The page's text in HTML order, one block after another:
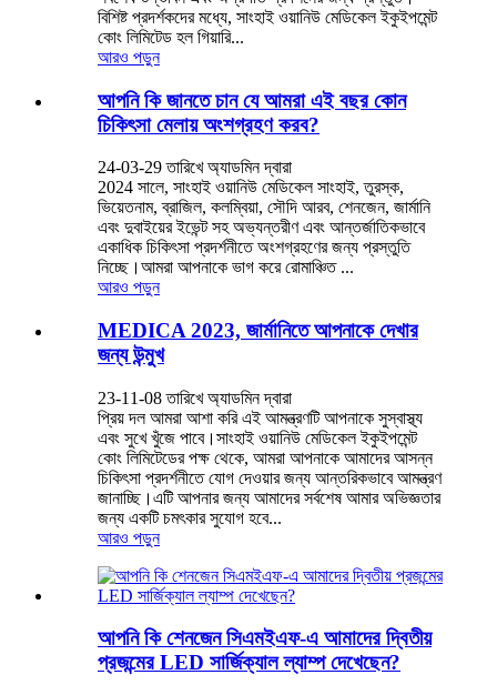
বিশিষ্ট প্রদর্শকদের মধ্যে, সাংহাই ওয়ানিউ মেডিকেল ইকুইপমেন্ট
কোং লিমিটেড হল গিয়ারি...
আরও পড়ুন
আপনি কি জানতে চান যে আমরা এই বছর কোন
চিকিৎসা মেলায় অংশগ্রহণ করব?
24-03-29 তারিখে অ্যাডমিন দ্বারা
2024 সালে, সাংহাই ওয়ানিউ মেডিকেল সাংহাই, তুরস্ক,
ভিয়েতনাম, ব্রাজিল, কলম্বিয়া, সৌদি আরব, শেনজেন, জার্মানি
এবং দুবাইয়ের ইভেন্ট সহ অভ্যন্তরীণ এবং আন্তর্জাতিকভাবে
একাধিক চিকিৎসা প্রদর্শনীতে অংশগ্রহণের জন্য প্রস্তুতি
নিচ্ছে।আমরা আপনাকে ভাগ করে রোমাঞ্চিত ...
আরও পড়ুন
MEDICA 2023, জার্মানিতে আপনাকে দেখার
জন্য উন্মুখ
23-11-08 তারিখে অ্যাডমিন দ্বারা
প্রিয় দল আমরা আশা করি এই আমন্ত্রণটি আপনাকে সুস্বাস্থ্য
এবং সুখে খুঁজে পাবে।সাংহাই ওয়ানিউ মেডিকেল ইকুইপমেন্ট
কোং লিমিটেডের পক্ষ থেকে, আমরা আপনাকে আমাদের আসন্ন
চিকিৎসা প্রদর্শনীতে যোগ দেওয়ার জন্য আন্তরিকভাবে আমন্ত্রণ
জানাচ্ছি।এটি আপনার জন্য আমাদের সর্বশেষ আমার অভিজ্ঞতার
জন্য একটি চমৎকার সুযোগ হবে...
আরও পড়ুন
আপনি কি শেনজেন সিএমইএফ-এ আমাদের দ্বিতীয়
প্রজন্মের LED সার্জিক্যাল ল্যাম্প দেখেছেন?